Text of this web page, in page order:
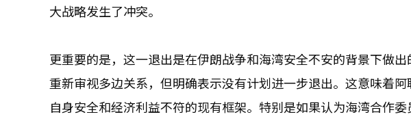
大战略发生了冲突。
更重要的是，这一退出是在伊朗战争和海湾安全不安的背景下做
重新审视多边关系，但明确表示没有计划进一步退出。这意味着
自身安全和经济利益不符的现有框架。特别是如果认为海湾合作